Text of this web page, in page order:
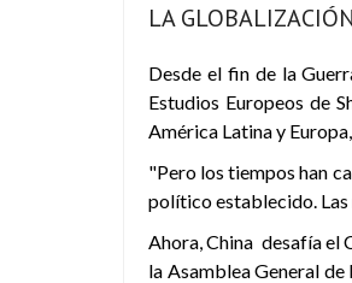
LA
Desde el fin de la
Estudios Europeos de
América Latina y
"Pero los tiempos han
político establecido. Las
Ahora, China desafía el
la Asamblea General